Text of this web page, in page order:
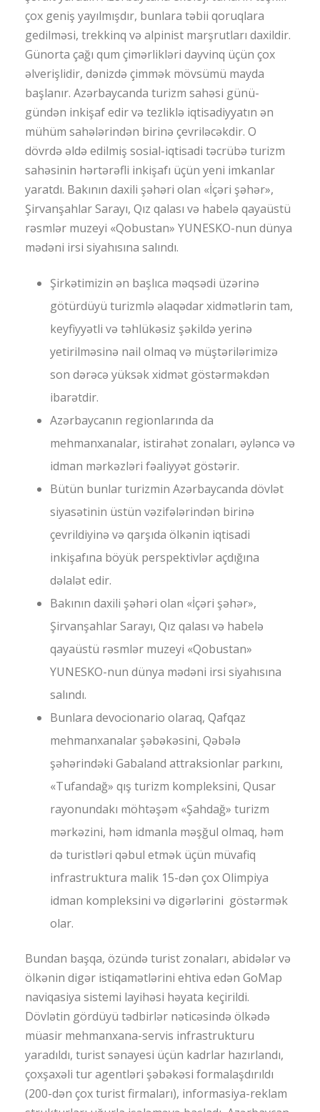
çox geniş yayılmışdır, bunlara təbii qoruqlara
gedilməsi, trekkinq və alpinist marşrutları daxildir.
Günorta çağı qum çimərlikləri dayvinq üçün çox
əlverişlidir, dənizdə çimmək mövsümü mayda
başlanır. Azərbaycanda turizm sahəsi günü-
gündən inkişaf edir və tezliklə iqtisadiyyatın ən
mühüm sahələrindən birinə çevriləcəkdir. O
dövrdə əldə edilmiş sosial-iqtisadi təcrübə turizm
sahəsinin hərtərəfli inkişafı üçün yeni imkanlar
yaratdı. Bakının daxili şəhəri olan «İçəri şəhər»,
Şirvanşahlar Sarayı, Qız qalası və habelə qayaüstü
rəsmlər muzeyi «Qobustan» YUNESKO-nun dünya
mədəni irsi siyahısına salındı.
Şirkətimizin ən başlıca məqsədi üzərinə
götürdüyü turizmlə əlaqədar xidmətlərin tam,
keyfiyyətli və təhlükəsiz şəkildə yerinə
yetirilməsinə nail olmaq və müştərilərimizə
son dərəcə yüksək xidmət göstərməkdən
ibarətdir.
Azərbaycanın regionlarında da
mehmanxanalar, istirahət zonaları, əyləncə və
idman mərkəzləri fəaliyyət göstərir.
Bütün bunlar turizmin Azərbaycanda dövlət
siyasətinin üstün vəzifələrindən birinə
çevrildiyinə və qarşıda ölkənin iqtisadi
inkişafına böyük perspektivlər açdığına
dəlalət edir.
Bakının daxili şəhəri olan «İçəri şəhər»,
Şirvanşahlar Sarayı, Qız qalası və habelə
qayaüstü rəsmlər muzeyi «Qobustan»
YUNESKO-nun dünya mədəni irsi siyahısına
salındı.
Bunlara devocionario olaraq, Qafqaz
mehmanxanalar şəbəkəsini, Qəbələ
şəhərindəki Gabaland attraksionlar parkını,
«Tufandağ» qış turizm kompleksini, Qusar
rayonundakı möhtəşəm «Şahdağ» turizm
mərkəzini, həm idmanla məşğul olmaq, həm
də turistləri qəbul etmək üçün müvafiq
infrastruktura malik 15-dən çox Olimpiya
idman kompleksini və digərlərini göstərmək
olar.
Bundan başqa, özündə turist zonaları, abidələr və
ölkənin digər istiqamətlərini ehtiva edən GoMap
naviqasiya sistemi layihəsi həyata keçirildi.
Dövlətin gördüyü tədbirlər nəticəsində ölkədə
müasir mehmanxana-servis infrastrukturu
yaradıldı, turist sənayesi üçün kadrlar hazırlandı,
çoxşaxəli tur agentləri şəbəkəsi formalaşdırıldı
(200-dən çox turist firmaları), informasiya-reklam